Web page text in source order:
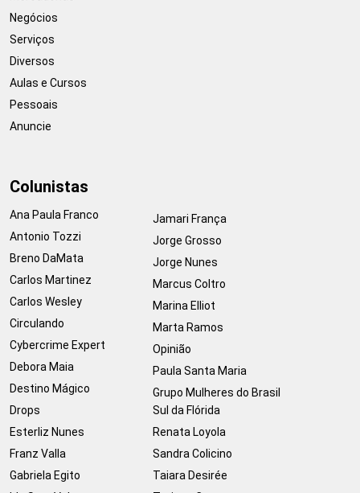
Negócios
Serviços
Diversos
Aulas e Cursos
Pessoais
Anuncie
Colunistas
Ana Paula Franco
Antonio Tozzi
Breno DaMata
Carlos Martinez
Carlos Wesley
Circulando
Cybercrime Expert
Debora Maia
Destino Mágico
Drops
Esterliz Nunes
Franz Valla
Gabriela Egito
Jamari França
Jorge Grosso
Jorge Nunes
Marcus Coltro
Marina Elliot
Marta Ramos
Opinião
Paula Santa Maria
Grupo Mulheres do Brasil
Sul da Flórida
Renata Loyola
Sandra Colicino
Taiara Desirée